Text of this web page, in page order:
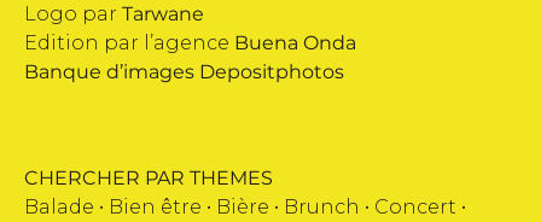
Logo par Tarwane
Edition par l’agence Buena Onda
Banque d’images Depositphotos
CHERCHER PAR THEMES
Balade • Bien être • Bière • Brunch • Concert •